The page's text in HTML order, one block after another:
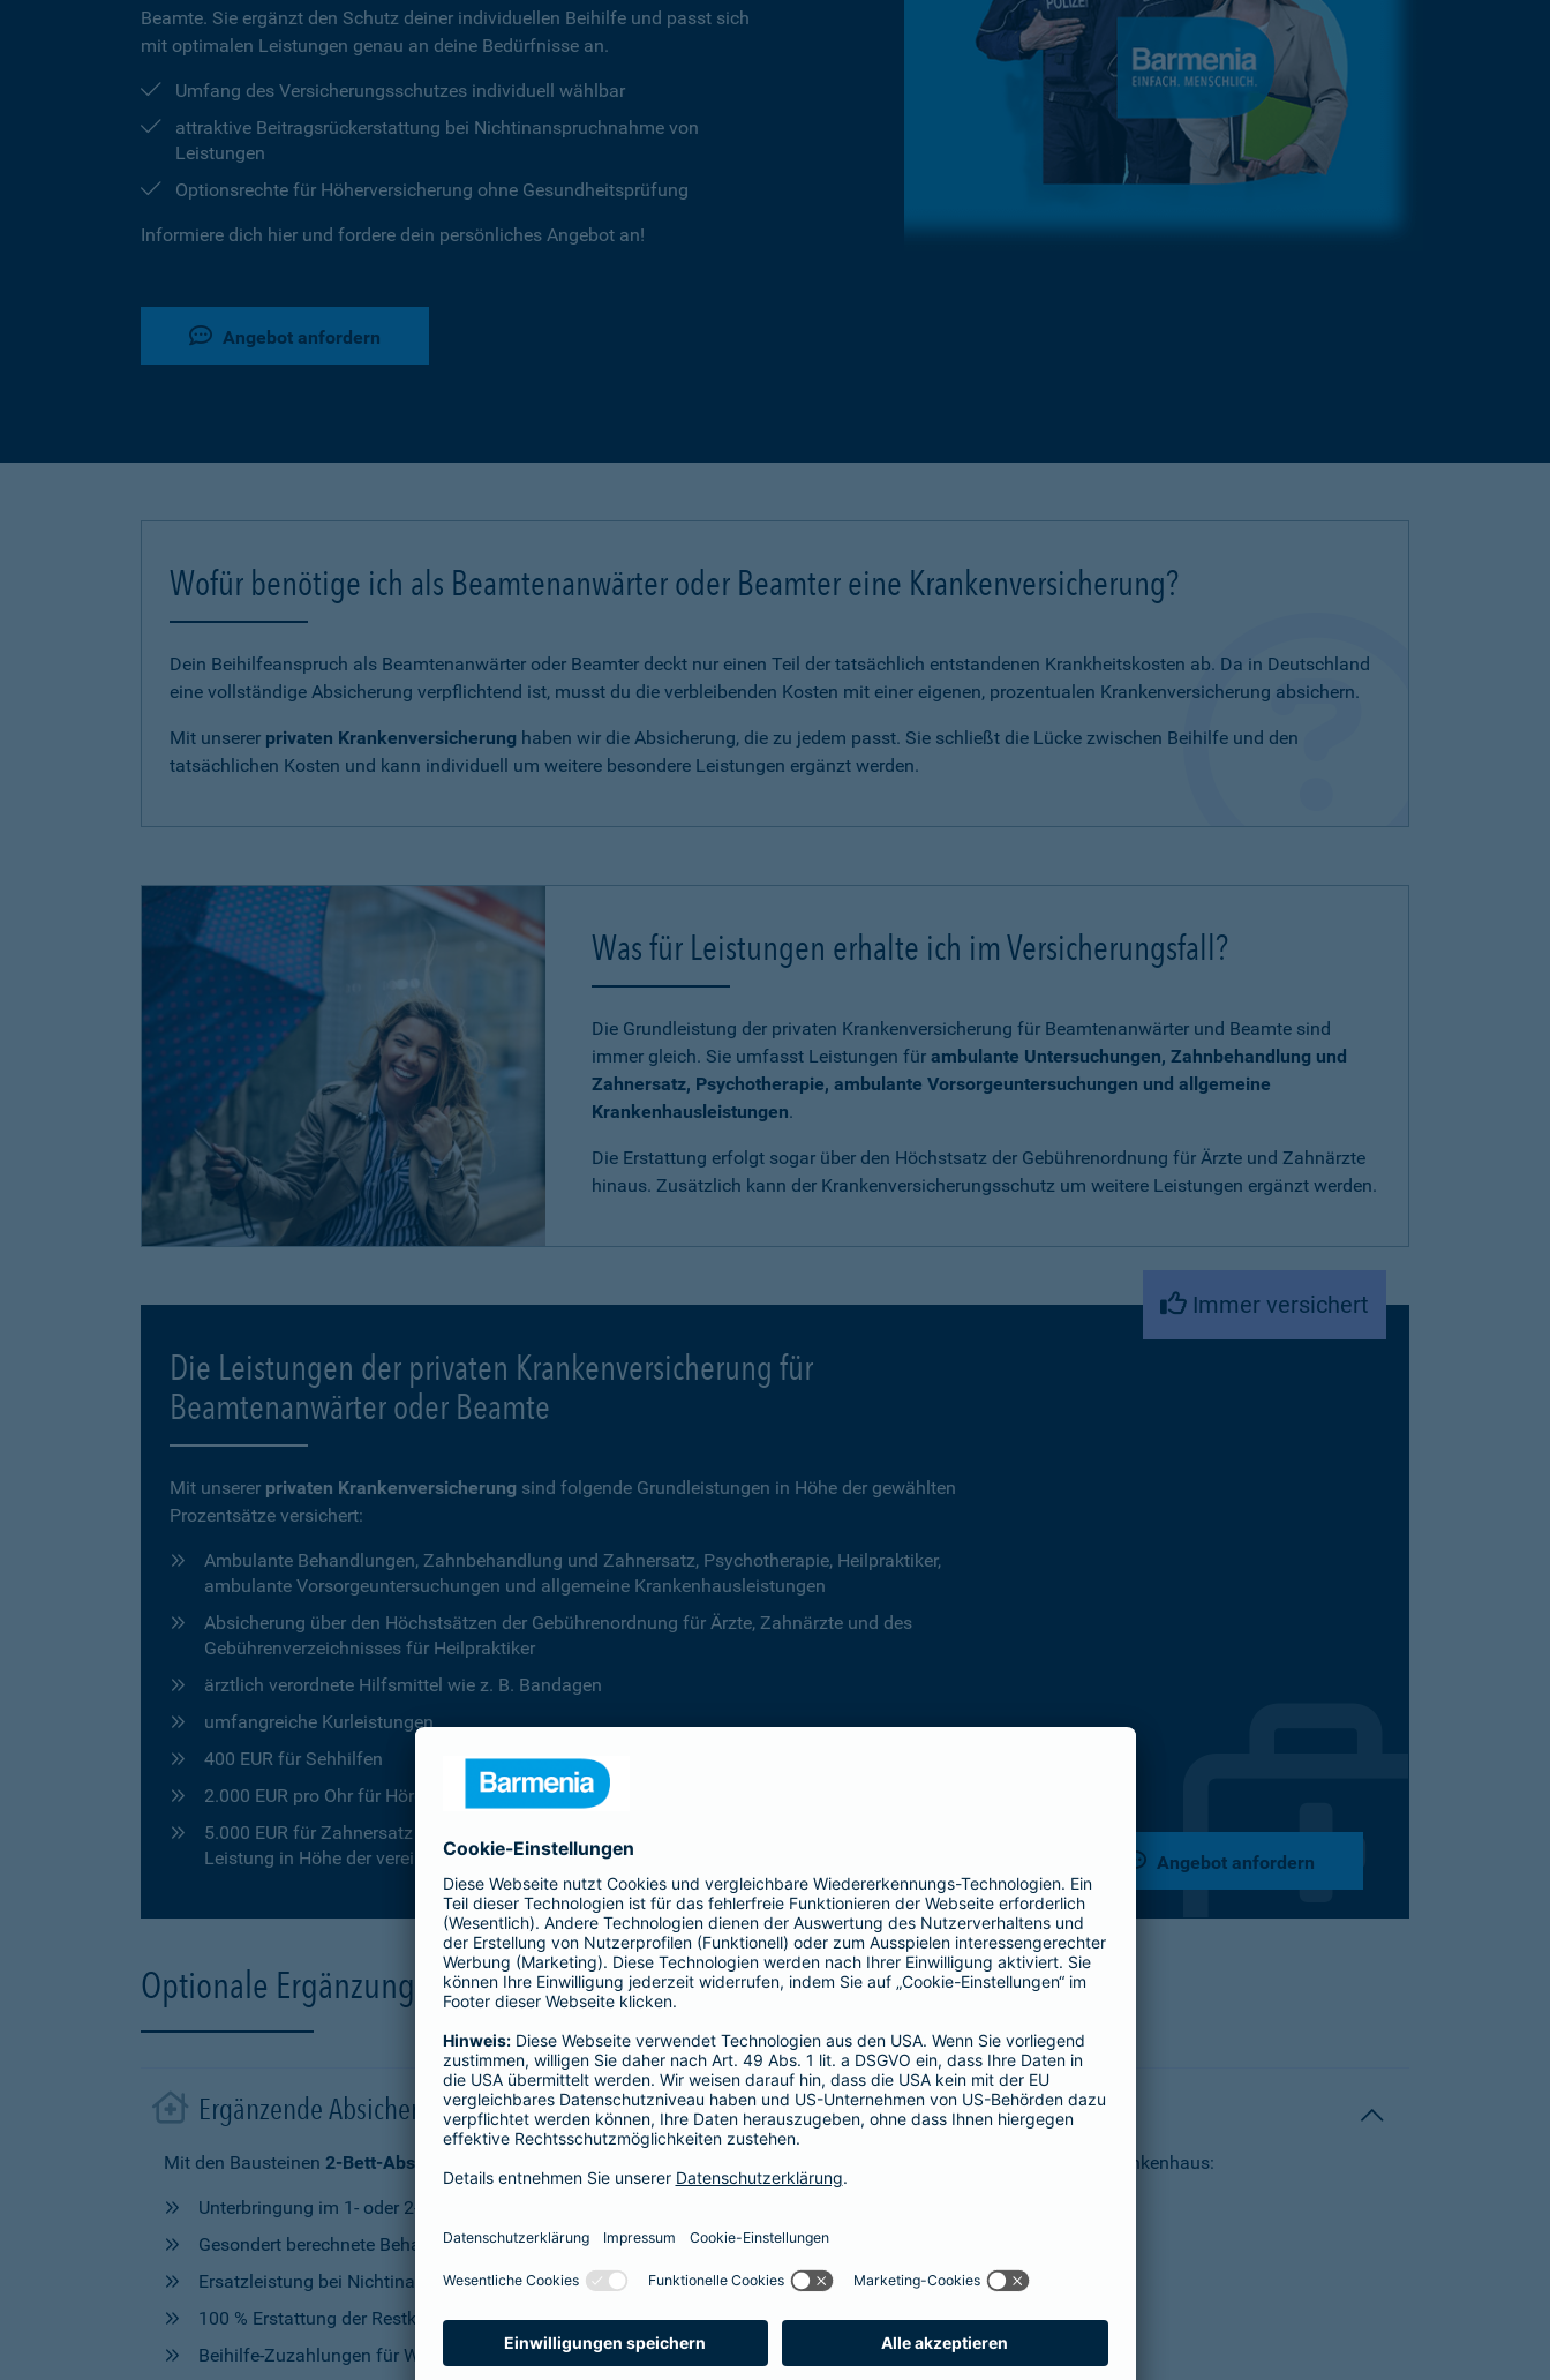
Beamte. Sie ergänzt den Schutz deiner individuellen Beihilfe und passt sich
mit optimalen Leistungen genau an deine Bedürfnisse an.
Umfang des Versicherungsschutzes individuell wählbar
attraktive Beitragsrückerstattung bei Nichtinanspruchnahme von
Leistungen
Optionsrechte für Höherversicherung ohne Gesundheitsprüfung
Informiere dich hier und fordere dein persönliches Angebot an!
Angebot anfordern
Wofür benötige ich als Beamtenanwärter oder Beamter eine Krankenversicherung?
Dein Beihilfeanspruch als Beamtenanwärter oder Beamter deckt nur einen Teil der tatsächlich entstandenen Krankheitskosten ab. Da in Deutschland
eine vollständige Absicherung verpflichtend ist, musst du die verbleibenden Kosten mit einer eigenen, prozentualen Krankenversicherung absichern.
Mit unserer privaten Krankenversicherung haben wir die Absicherung, die zu jedem passt. Sie schließt die Lücke zwischen Beihilfe und den
tatsächlichen Kosten und kann individuell um weitere besondere Leistungen ergänzt werden.
Was für Leistungen erhalte ich im Versicherungsfall?
Die Grundleistung der privaten Krankenversicherung für Beamtenanwärter und Beamte sind
immer gleich. Sie umfasst Leistungen für ambulante Untersuchungen, Zahnbehandlung und
Zahnersatz, Psychotherapie, ambulante Vorsorgeuntersuchungen und allgemeine
Krankenhausleistungen.
Die Erstattung erfolgt sogar über den Höchstsatz der Gebührenordnung für Ärzte und Zahnärzte
hinaus. Zusätzlich kann der Krankenversicherungsschutz um weitere Leistungen ergänzt werden.
Immer versichert
Die Leistungen der privaten Krankenversicherung für
Beamtenanwärter oder Beamte
Mit unserer privaten Krankenversicherung sind folgende Grundleistungen in Höhe der gewählten
Prozentsätze versichert:
Ambulante Behandlungen, Zahnbehandlung und Zahnersatz, Psychotherapie, Heilpraktiker,
ambulante Vorsorgeuntersuchungen und allgemeine Krankenhausleistungen
Absicherung über den Höchstsätzen der Gebührenordnung für Ärzte, Zahnärzte und des
Gebührenverzeichnisses für Heilpraktiker
ärztlich verordnete Hilfsmittel wie z. B. Bandagen
umfangreiche Kurleistungen
400 EUR für Sehhilfen
2.000 EUR pro Ohr für Hörgeräte
5.000 EUR für Zahnersatz in den ersten beiden Kalenderjahren, ab dem dritten Jahr ist die
Leistung in Höhe der vereinbarten Prozentstufe unbegrenzt
Angebot anfordern
Optionale Ergänzungen für deine Krankenversicherung
Ergänzende Absicherung im Krankenhaus
Mit den Bausteinen 2-Bett-Absicherung sicherst du dir zusätzlich folgende Leistungen im Krankenhaus:
Unterbringung im 1- oder 2-Bettzimmer (je nach gewähltem Baustein)
Gesondert berechnete Behandlung durch einen Arzt oder eine Ärztin der Wahl ("Chefarztbehandlung")
Ersatzleistung bei Nichtinanspruchnahme der Wahlleistungen
100 % Erstattung der Restkosten, nach Vorleistung der Beihilfe
Beihilfe-Zuzahlungen für Wahlleistungen